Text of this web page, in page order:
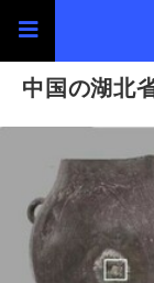
中国の湖北